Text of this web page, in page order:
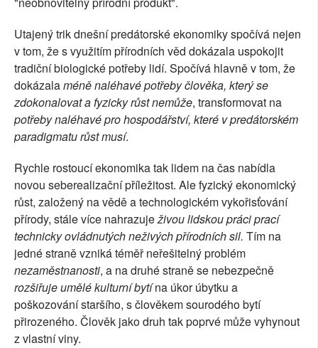
Utajený trik dnešní predátorské ekonomiky spočívá nejen
v tom, že s využitím přírodních věd dokázala uspokojit
tradiční biologické potřeby lidí. Spočívá hlavně v tom, že
dokázalaméně naléhavé potřeby člověka, který se
zdokonalovat a fyzicky růst nemůže, transformovat na
potřeby naléhavé pro hospodářství, které v predátorském
paradigmatu růst musí.
Rychle rostoucí ekonomika tak lidem na čas nabídla
novou seberealizační příležitost. Ale fyzický ekonomický
růst, založený na vědě a technologickém vykořisťování
přírody, stále více nahrazuježivou lidskou práci prací
technicky ovládnutých neživých přírodních sil. Tím na
jedné straně vzniká téměř neřešitelný problém
nezaměstnanosti, a na druhé straně se nebezpečně
rozšiřuje umělé kulturní bytína úkor úbytku a
poškozování staršího, s člověkem sourodého bytí
přirozeného. Člověk jako druh tak poprvé může vyhynout
z vlastní viny.